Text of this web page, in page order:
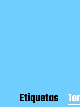
Etiquetas